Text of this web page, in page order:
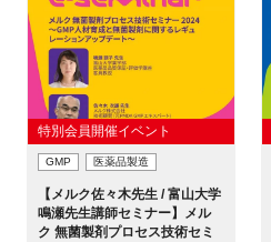
特別会員開催イベント
GMP 医薬品製造
【メルク佐々木先生 / 富山大学
鳴瀬先生講師セミナー】メル
ク 無菌製剤プロセス技術セミ